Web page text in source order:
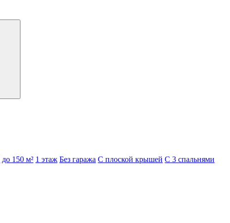
до 150 м² 1 этаж Без гаража С плоской крышей С 3 спальнями